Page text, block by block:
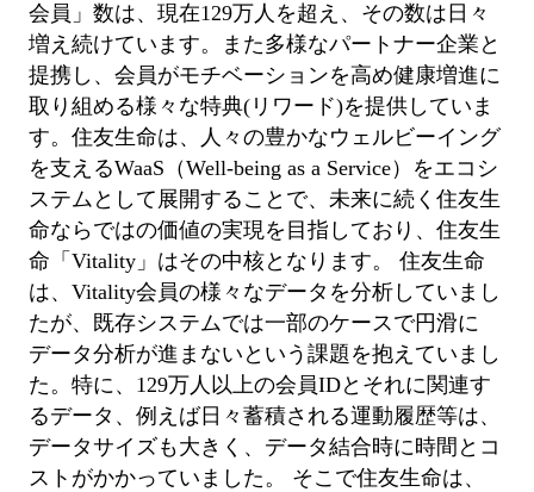
会員」数は、現在129万人を超え、その数は日々
増え続けています。また多様なパートナー企業と
提携し、会員がモチベーションを高め健康増進に
取り組める様々な特典(リワード)を提供していま
す。住友生命は、人々の豊かなウェルビーイング
を支えるWaaS（Well-being as a Service）をエコシ
ステムとして展開することで、未来に続く住友生
命ならではの価値の実現を目指しており、住友生
命「Vitality」はその中核となります。
住友生命
は、Vitality会員の様々なデータを分析していまし
たが、既存システムでは一部のケースで円滑に
データ分析が進まないという課題を抱えていまし
た。特に、129万人以上の会員IDとそれに関連す
るデータ、例えば日々蓄積される運動履歴等は、
データサイズも大きく、データ結合時に時間とコ
ストがかかっていました。
そこで住友生命は、